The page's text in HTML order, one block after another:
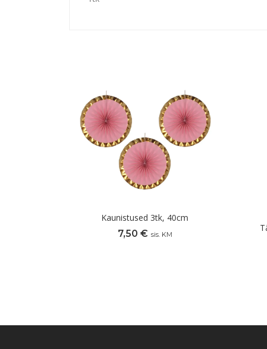
Kaunistused 3tk, 40cm
7,50 € sis. KM